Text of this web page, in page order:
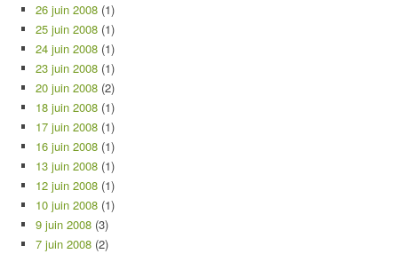
26 juin 2008 (1)
25 juin 2008 (1)
24 juin 2008 (1)
23 juin 2008 (1)
20 juin 2008 (2)
18 juin 2008 (1)
17 juin 2008 (1)
16 juin 2008 (1)
13 juin 2008 (1)
12 juin 2008 (1)
10 juin 2008 (1)
9 juin 2008 (3)
7 juin 2008 (2)